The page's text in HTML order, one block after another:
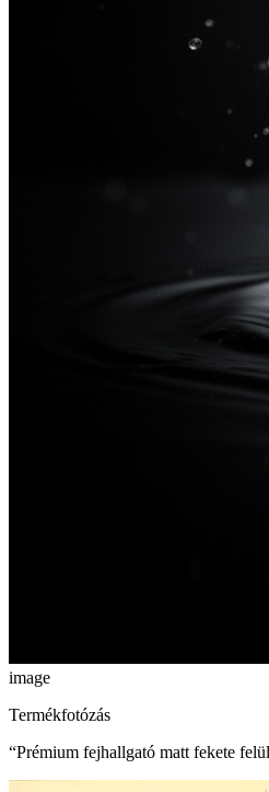
image
Termékfotózás
“Prémium fejhallgató matt fekete